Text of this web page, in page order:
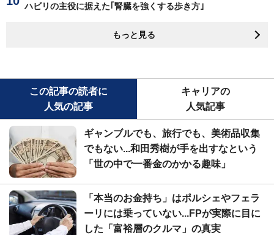
ハビリの主役に据えた｢腎臓を強くする歩き方｣
もっと見る
この記事の読者に
人気の記事
キャリアの
人気記事
ギャンブルでも、旅行でも、美術品収集
でもない...和田秀樹が手を出すなという
「世の中で一番金のかかる趣味」
「本当のお金持ち」はポルシェやフェラ
ーリには乗っていない...FPが実際に目に
した「富裕層のクルマ」の真実